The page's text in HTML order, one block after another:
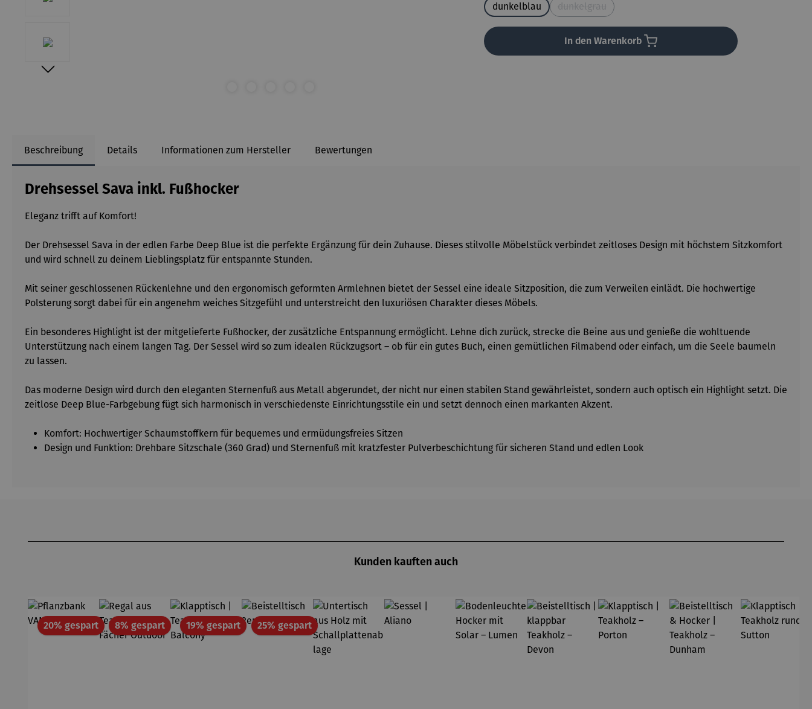
dunkelblau
(Diese Option ist zurzeit nicht verfügbar.)
In den Warenkorb
Beschreibung Details Informationen zum Hersteller Bewertungen
Drehsessel Sava inkl. Fußhocker
Eleganz trifft auf Komfort!
Der Drehsessel Sava in der edlen Farbe Deep Blue ist die perfekte Ergänzung für dein Zuhause. Dieses stilvolle Möbelstück verbindet zeitloses Design mit höchstem Sitzkomfort
und wird schnell zu deinem Lieblingsplatz für entspannte Stunden.
Mit seiner geschlossenen Rückenlehne und den ergonomisch geformten Armlehnen bietet der Sessel eine ideale Sitzposition, die zum Verweilen einlädt. Die hochwertige
Polsterung sorgt dabei für ein angenehm weiches Sitzgefühl und unterstreicht den luxuriösen Charakter dieses Möbels.
Ein besonderes Highlight ist der mitgelieferte Fußhocker, der zusätzliche Entspannung ermöglicht. Lehne dich zurück, strecke die Beine aus und genieße die wohltuende
Unterstützung nach einem langen Tag. Der Sessel wird so zum idealen Rückzugsort – ob für ein gutes Buch, einen gemütlichen Filmabend oder einfach, um die Seele baumeln
zu lassen.
Das moderne Design wird durch den eleganten Sternenfuß aus Metall abgerundet, der nicht nur einen stabilen Stand gewährleistet, sondern auch optisch ein Highlight setzt. Die
zeitlose Deep Blue-Farbgebung fügt sich harmonisch in verschiedenste Einrichtungsstile ein und setzt dennoch einen markanten Akzent.
Komfort: Hochwertiger Schaumstoffkern für bequemes und ermüdungsfreies Sitzen
Design und Funktion: Drehbare Sitzschale (360 Grad) und Sternenfuß mit kratzfester Pulverbeschichtung für sicheren Stand und edlen Look
Kunden kauften auch
20% gespartRabatt8% gespartRabatt19% gespartRabatt25% gespartRabatt